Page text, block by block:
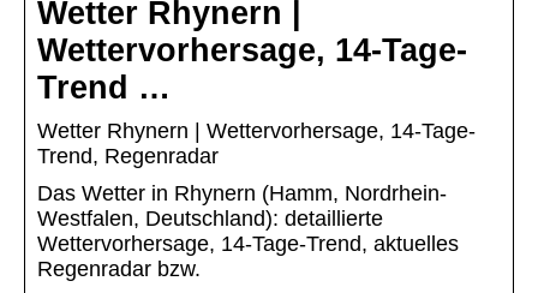
Wetter Rhynern |
Wettervorhersage, 14-Tage-
Trend …
Wetter Rhynern | Wettervorhersage, 14-Tage-
Trend, Regenradar
Das Wetter in Rhynern (Hamm, Nordrhein-
Westfalen, Deutschland): detaillierte
Wettervorhersage, 14-Tage-Trend, aktuelles
Regenradar bzw.